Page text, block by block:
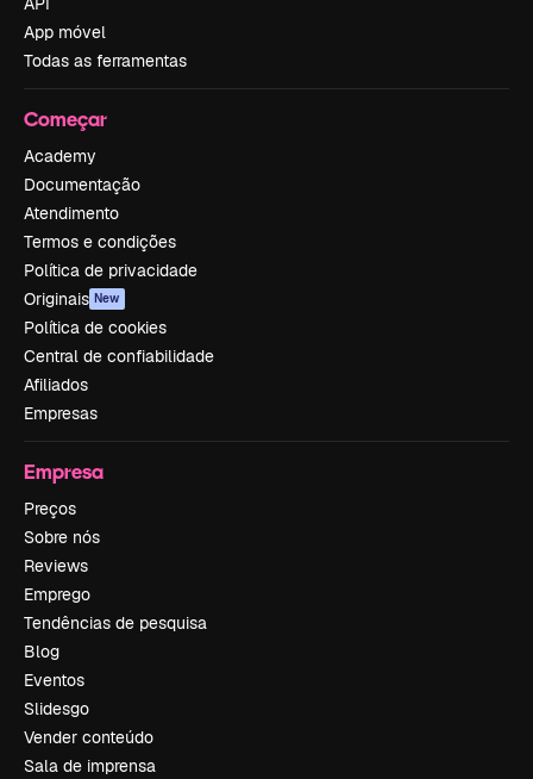
App móvel
Todas as ferramentas
Começar
Academy
Documentação
Atendimento
Termos e condições
Política de privacidade
Originais New
Política de cookies
Central de confiabilidade
Afiliados
Empresas
Empresa
Preços
Sobre nós
Reviews
Emprego
Tendências de pesquisa
Blog
Eventos
Slidesgo
Vender conteúdo
Sala de imprensa